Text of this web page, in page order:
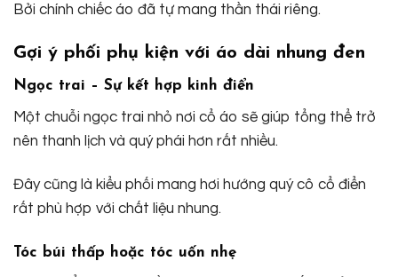
Bởi chính chiếc áo đã tự mang thần thái riêng.
Gợi ý phối phụ kiện với áo dài nhung đen
Ngọc trai – Sự kết hợp kinh điển
Một chuỗi ngọc trai nhỏ nơi cổ áo sẽ giúp tổng thể trở
nên thanh lịch và quý phái hơn rất nhiều.
Đây cũng là kiểu phối mang hơi hướng quý cô cổ điển
rất phù hợp với chất liệu nhung.
Tóc búi thấp hoặc tóc uốn nhẹ